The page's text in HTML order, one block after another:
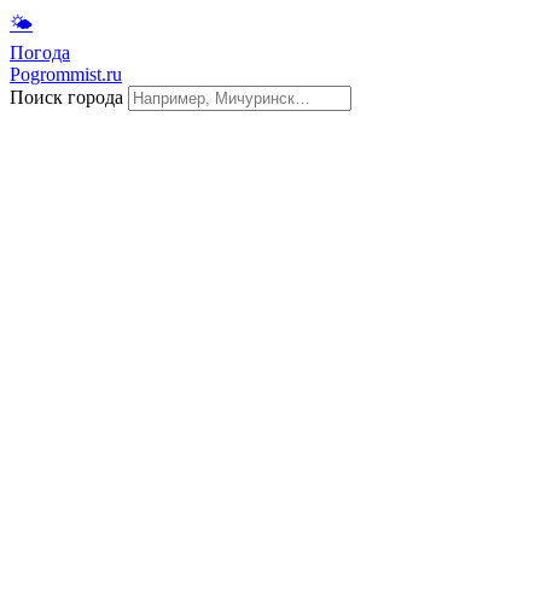
🌤
Погода
Pogrommist.ru
Поиск города